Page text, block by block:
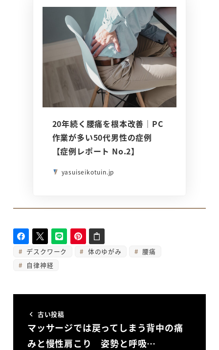
20年続く腰痛を根本改善｜PC
作業が多い50代男性の症例
【症例レポート No.2】
yasuiseikotuin.jp
デスクワーク 体のゆがみ
腰痛
自律神経
古い投稿
マッサージでは戻ってしまう背中の痛
みと慢性肩こり 姿勢と呼吸…